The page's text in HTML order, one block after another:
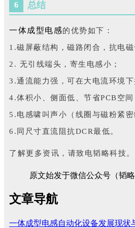
6 总结
一体成型电感的优势如下：
1.磁屏蔽结构，磁路闭合，抗电
2. 无引线端头，寄生电感小；
3.通流能力强，可在大电流环境下
4.体积小、侧面低、节省PCB空间
5.电感啸叫声小（线圈与磁粉紧
6.同尺寸直流阻抗DCR最低。
了解更多资讯，请致电韬略科技。
原文始发于微信公众号（韬
文章导航
一体成型电感自动化设备发展现状